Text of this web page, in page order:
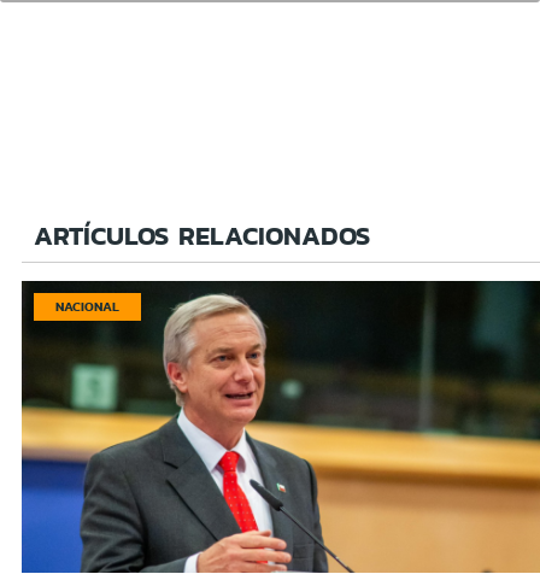
ARTÍCULOS RELACIONADOS
NACIONAL